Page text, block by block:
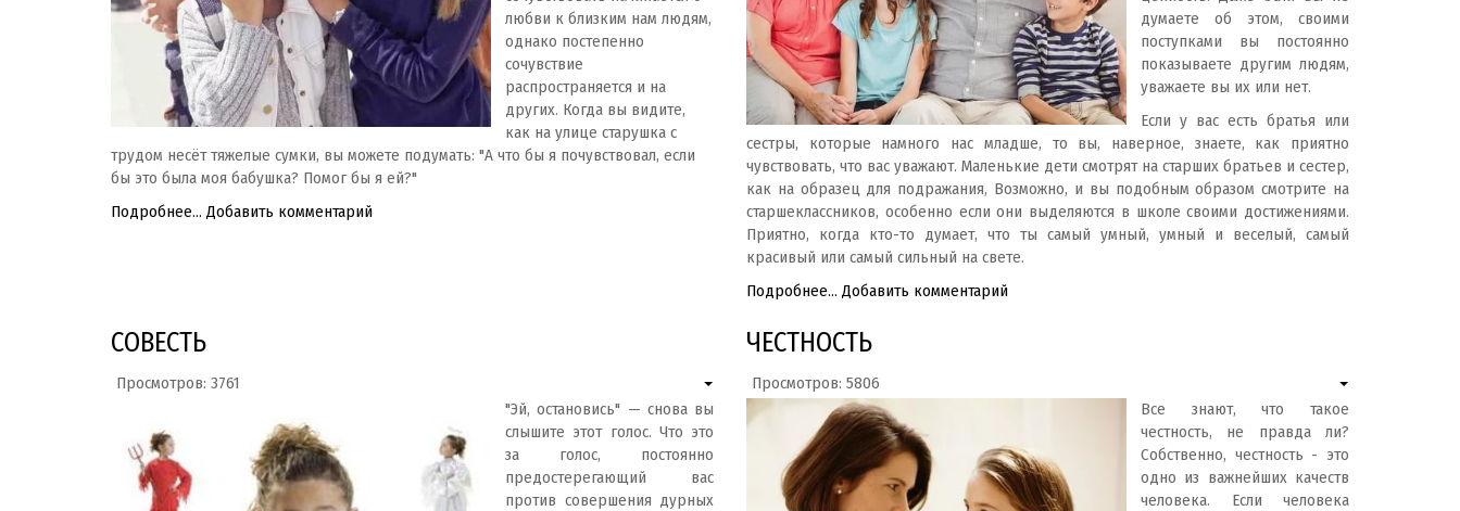
любви к близким нам людям,
однако постепенно
сочувствие
распространяется и на
других. Когда вы видите,
как на улице старушка с
трудом несёт тяжелые сумки, вы можете подумать: "А что бы я почувствовал, если
бы это была моя бабушка? Помог бы я ей?"
Подробнее... Добавить комментарий
думаете об этом, своими
поступками вы постоянно
показываете другим людям,
уважаете вы их или нет.
Если у вас есть братья или
сестры, которые намного нас младше, то вы, наверное, знаете, как приятно
чувствовать, что вас уважают. Маленькие дети смотрят на старших братьев и сестер,
как на образец для подражания, Возможно, и вы подобным образом смотрите на
старшеклассников, особенно если они выделяются в школе своими достижениями.
Приятно, когда кто-то думает, что ты самый умный, умный и веселый, самый
красивый или самый сильный на свете.
Подробнее... Добавить комментарий
СОВЕСТЬ
Просмотров: 3761
"Эй, остановись" — снова вы
слышите этот голос. Что это
за голос, постоянно
предостерегающий вас
против совершения дурных
ЧЕСТНОСТЬ
Просмотров: 5806
Все знают, что такое
честность, не правда ли?
Собственно, честность - это
одно из важнейших качеств
человека. Если человека